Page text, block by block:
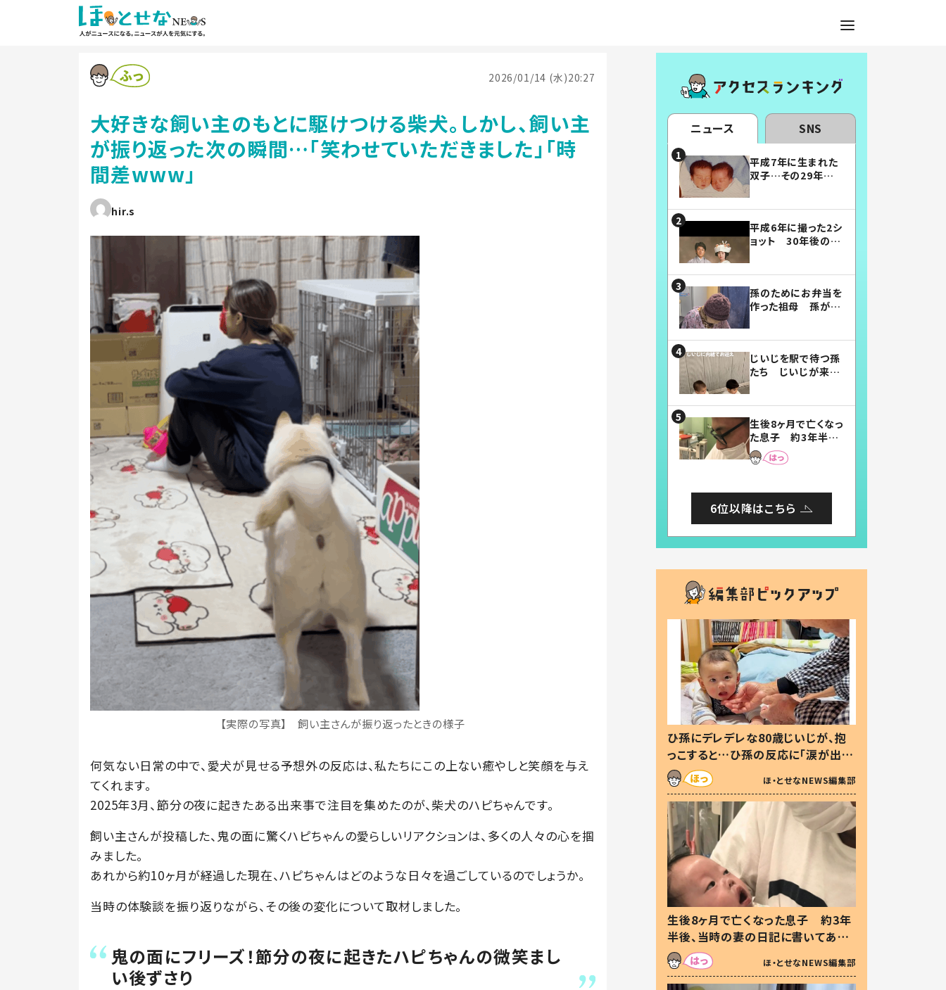
2026/01/14 (水)20:27
大好きな飼い主のもとに駆けつける柴犬。しかし、飼い主
が振り返った次の瞬間…「笑わせていただきました」「時
間差www」
hir.s
【実際の写真】 飼い主さんが振り返ったときの様子
何気ない日常の中で、愛犬が見せる予想外の反応は、私たちにこの上ない癒やしと笑顔を与え
てくれます。
2025年3月、節分の夜に起きたある出来事で注目を集めたのが、柴犬のハピちゃんです。
飼い主さんが投稿した、鬼の面に驚くハピちゃんの愛らしいリアクションは、多くの人々の心を掴
みました。
あれから約10ヶ月が経過した現在、ハピちゃんはどのような日々を過ごしているのでしょうか。
当時の体験談を振り返りながら、その後の変化について取材しました。
鬼の面にフリーズ！節分の夜に起きたハピちゃんの微笑まし
い後ずさり
ニュース SNS
平成7年に生まれた
双子…その29年後
平成6年に撮った2シ
ョット 30年後の姿
孫のためにお弁当を
作った祖母 孫が絶
じいじを駅で待つ孫
たち じいじが来た
まらない」「幸せにな
れる」
生後8ヶ月で亡くなっ
た息子 約3年半
後、当時の妻の日記
に書いてあった本音
6位以降はこちら
ひ孫にデレデレな80歳じいじが、抱
っこすると…ひ孫の反応に「涙が出ま
した」「可愛くて仕方ない」
ほ・とせなNEWS編集部
生後8ヶ月で亡くなった息子 約3年
半後、当時の妻の日記に書いてあっ
た本音とは
ほ・とせなNEWS編集部